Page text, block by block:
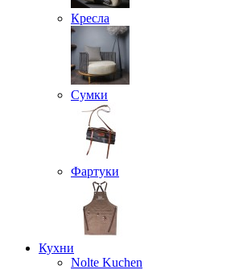
Кресла
Сумки
Фартуки
Кухни
Nolte Kuchen